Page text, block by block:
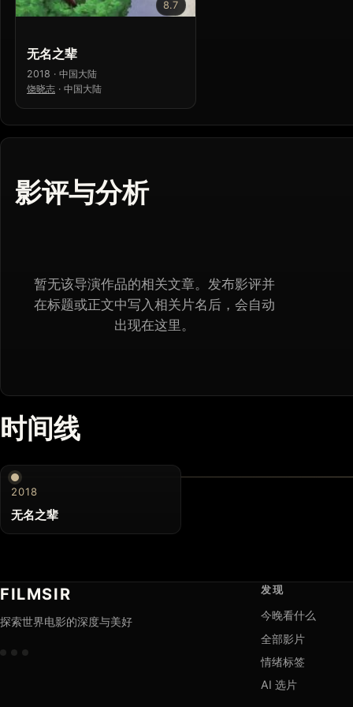
8.7
无名之辈
2018 · 中国大陆
饶晓志 · 中国大陆
影评与分析
暂无该导演作品的相关文章。发布影评并
在标题或正文中写入相关片名后，会自动
出现在这里。
时间线
2018
无名之辈
FILMSIR
探索世界电影的深度与美好
发现
今晚看什么
全部影片
情绪标签
AI 选片